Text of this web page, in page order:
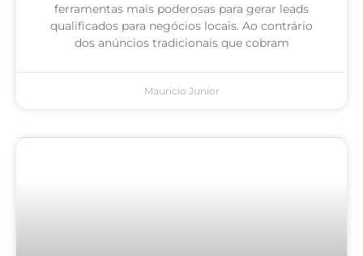
ferramentas mais poderosas para gerar leads
qualificados para negócios locais. Ao contrário
dos anúncios tradicionais que cobram
Mauricio Junior